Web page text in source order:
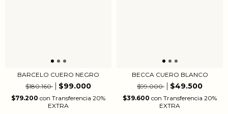
BARCELO CUERO NEGRO
$180.160
$99.000
$79.200 con Transferencia 20%
EXTRA
BECCA CUERO BLANCO
$99.000
$49.500
$39.600 con Transferencia 20%
EXTRA